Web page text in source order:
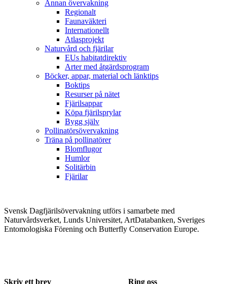
Annan övervakning
Regionalt
Faunaväkteri
Internationellt
Atlasprojekt
Naturvård och fjärilar
EUs habitatdirektiv
Arter med åtgärdsprogram
Böcker, appar, material och länktips
Boktips
Resurser på nätet
Fjärilsappar
Köpa fjärilsprylar
Bygg själv
Pollinatörsövervakning
Träna på pollinatörer
Blomflugor
Humlor
Solitärbin
Fjärilar
Svensk Dagfjärilsövervakning utförs i samarbete med
Naturvårdsverket, Lunds Universitet, ArtDatabanken, Sveriges
Entomologiska Förening och Butterfly Conservation Europe.
Skriv ett brev Ring oss